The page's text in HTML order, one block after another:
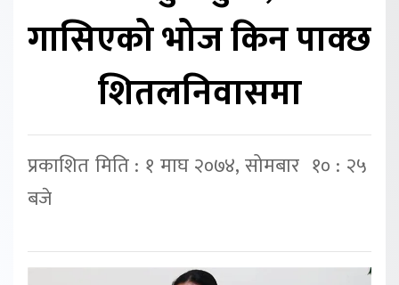
गासिएको भोज किन पाक्छ
शितलनिवासमा
प्रकाशित मिति : १ माघ २०७४, सोमबार १० : २५
बजे